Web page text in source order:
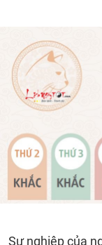
Sự nghiệp của